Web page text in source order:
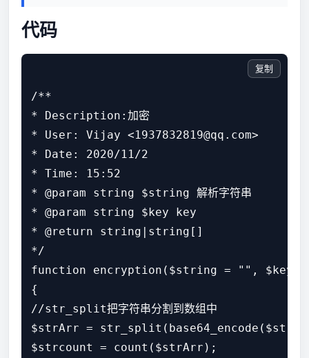
代码
/**
* Description:加密
* User: Vijay <1937832819@qq.com>
* Date: 2020/11/2
* Time: 15:52
* @param string $string 解析字符串
* @param string $key key
* @return string|string[]
*/
function encryption($string = "", $key
{
//str_split把字符串分割到数组中
$strArr =
$strcount = count($strArr);
复制